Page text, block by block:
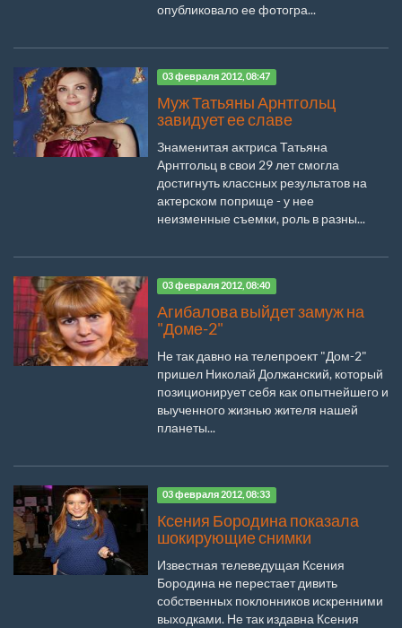
опубликовало ее фотогра...
03 февраля 2012, 08:47
Муж Татьяны Арнтгольц
завидует ее славе
Знаменитая актриса Татьяна
Арнтгольц в свои 29 лет смогла
достигнуть классных результатов на
актерском поприще - у нее
неизменные съемки, роль в разны...
03 февраля 2012, 08:40
Агибалова выйдет замуж на
"Доме-2"
Не так давно на телепроект "Дом-2"
пришел Николай Должанский, который
позиционирует себя как опытнейшего и
выученного жизнью жителя нашей
планеты...
03 февраля 2012, 08:33
Ксения Бородина показала
шокирующие снимки
Известная телеведущая Ксения
Бородина не перестает дивить
собственных поклонников искренними
выходками. Не так издавна Ксения